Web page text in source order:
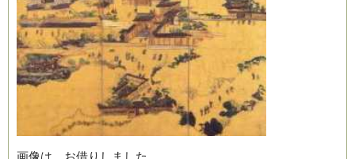
画像は、お借りしました。